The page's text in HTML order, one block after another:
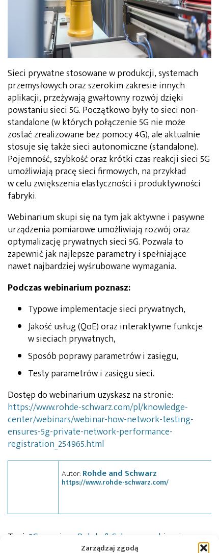
Zarządzaj zgodą
Sieci prywatne stosowane w produkcji, systemach
przemysłowych oraz szerokim zakresie innych
aplikacji, przeżywają gwałtowny rozwój dzięki
powstaniu sieci 5G. Początkowo były to sieci non-
standalone (w których połączenie 5G nie może
zostać zrealizowane bez pomocy 4G), ale aktualnie
stosuje się także sieci autonomiczne (standalone).
Pojemność, szybkość oraz krótki czas reakcji sieci 5G
umożliwiają pracę sieci firmowych, na przykład
w celu zwiększenia elastyczności i produktywności
fabryki.
Webinarium skupi się na tym jak aktywne i pasywne
urządzenia pomiarowe umożliwiają rozwój oraz
optymalizację prywatnych sieci 5G. Pozwala to
zapewnić jak najlepsze parametry i spełniające
nawet najbardziej wyśrubowane wymagania.
Podczas webinarium poznasz:
Typowe implementacje sieci prywatnych,
Jakość usług (QoE) oraz interaktywne funkcje
w sieciach prywatnych,
Sposób poprawy parametrów i zasięgu,
Testy parametrów i zasięgu sieci.
Dostęp do webinarium uzyskasz na stronie:
https://www.rohde-schwarz.com/pl/knowledge-
center/webinars/webinar-how-network-testing-
ensures-5g-private-network-performance-
registration_254965.html
Autor: Rohde and Schwarz
https://www.rohde-schwarz.com/
Tagi: 5G pomiary Rohde & Schwarz webinarium